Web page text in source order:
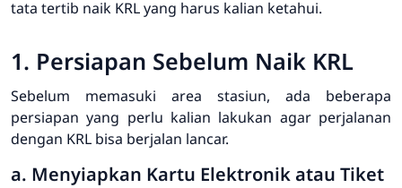
tata tertib naik KRL yang harus kalian ketahui.
1. Persiapan Sebelum Naik KRL
Sebelum memasuki area stasiun, ada beberapa
persiapan yang perlu kalian lakukan agar perjalanan
dengan KRL bisa berjalan lancar.
a. Menyiapkan Kartu Elektronik atau Tiket